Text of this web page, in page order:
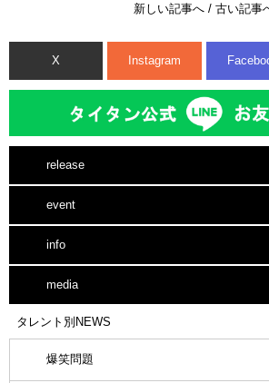
新しい記事へ/ 古い記事
X Instagram
release
event
info
media
タレント別NEWS
爆笑問題